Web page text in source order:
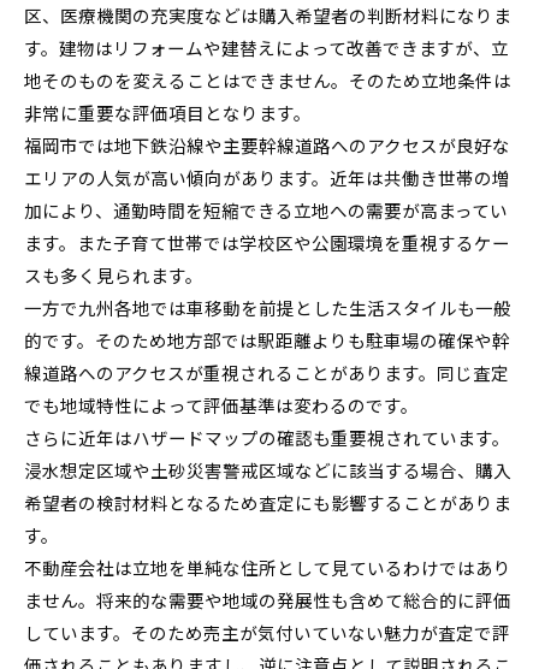
区、医療機関の充実度などは購入希望者の判断材料になりま
す。建物はリフォームや建替えによって改善できますが、立
地そのものを変えることはできません。そのため立地条件は
非常に重要な評価項目となります。
福岡市では地下鉄沿線や主要幹線道路へのアクセスが良好な
エリアの人気が高い傾向があります。近年は共働き世帯の増
加により、通勤時間を短縮できる立地への需要が高まってい
ます。また子育て世帯では学校区や公園環境を重視するケー
スも多く見られます。
一方で九州各地では車移動を前提とした生活スタイルも一般
的です。そのため地方部では駅距離よりも駐車場の確保や幹
線道路へのアクセスが重視されることがあります。同じ査定
でも地域特性によって評価基準は変わるのです。
さらに近年はハザードマップの確認も重要視されています。
浸水想定区域や土砂災害警戒区域などに該当する場合、購入
希望者の検討材料となるため査定にも影響することがありま
す。
不動産会社は立地を単純な住所として見ているわけではあり
ません。将来的な需要や地域の発展性も含めて総合的に評価
しています。そのため売主が気付いていない魅力が査定で評